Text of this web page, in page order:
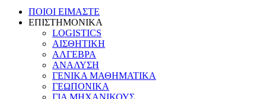
ΠΟΙΟΙ ΕΙΜΑΣΤΕ
ΕΠΙΣΤΗΜΟΝΙΚΑ
LOGISTICS
ΑΙΣΘΗΤΙΚΗ
ΑΛΓΕΒΡΑ
ΑΝΑΛΥΣΗ
ΓΕΝΙΚΑ ΜΑΘΗΜΑΤΙΚΑ
ΓΕΩΠΟΝΙΚΑ
ΓΙΑ ΜΗΧΑΝΙΚΟΥΣ